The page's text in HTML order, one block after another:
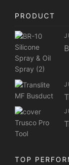
PRODUCT
TOP